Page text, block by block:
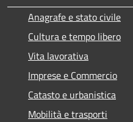
Anagrafe e stato civile
Cultura e tempo libero
Vita lavorativa
Imprese e Commercio
Catasto e urbanistica
Mobilità e trasporti